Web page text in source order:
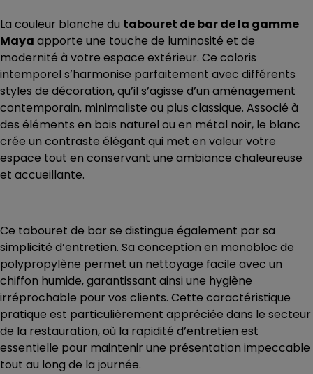
La couleur blanche du tabouret de bar de la gamme
Maya apporte une touche de luminosité et de
modernité à votre espace extérieur. Ce coloris
intemporel s’harmonise parfaitement avec différents
styles de décoration, qu’il s’agisse d’un aménagement
contemporain, minimaliste ou plus classique. Associé à
des éléments en bois naturel ou en métal noir, le blanc
crée un contraste élégant qui met en valeur votre
espace tout en conservant une ambiance chaleureuse
et accueillante.
Ce tabouret de bar se distingue également par sa
simplicité d’entretien. Sa conception en monobloc de
polypropylène permet un nettoyage facile avec un
chiffon humide, garantissant ainsi une hygiène
irréprochable pour vos clients. Cette caractéristique
pratique est particulièrement appréciée dans le secteur
de la restauration, où la rapidité d’entretien est
essentielle pour maintenir une présentation impeccable
tout au long de la journée.